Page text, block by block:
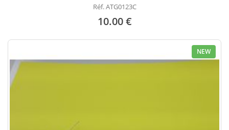
Réf. ATG0123C
10.00 €
NEW